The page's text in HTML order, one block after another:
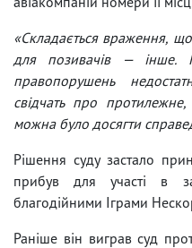
«Складається враження,
для позивачів — інше.
правопорушень
свідчать про
можна було досягти
Рішення суду застало
прибув для участі в
благодійними Іграми
Раніше він виграв суд